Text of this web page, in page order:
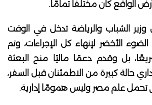
الواقع كان مختلفًا تمامًا.
وزير الشباب والرياضة تدخل في الوقت
الأخضر لإنهاء كل الإجراءات، وتم
بل وقدم دعمًا ماليًا منح البعثة
حالة كبيرة من الاطمئنان قبل السفر،
تحمل علم مصر وليس همومًا إدارية.